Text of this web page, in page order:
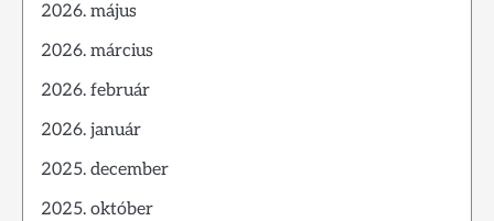
2026. május
2026. március
2026. február
2026. január
2025. december
2025. október